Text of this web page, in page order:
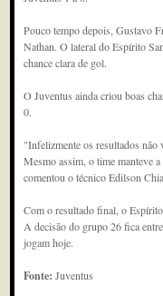
Pouco tempo depois, Gustavo
Nathan. O lateral do Espírito
chance clara de gol.
O Juventus ainda criou boas
0.
"Infelizmente os resultados
Mesmo assim, o time manteve
comentou o técnico Edilson
Com o resultado final, o
A decisão do grupo 26 fica
jogam hoje.
Fonte:Juventus